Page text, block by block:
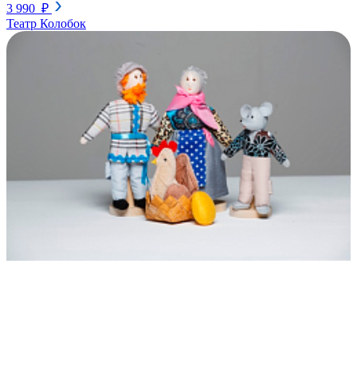
3 990 ₽
Театр Колобок